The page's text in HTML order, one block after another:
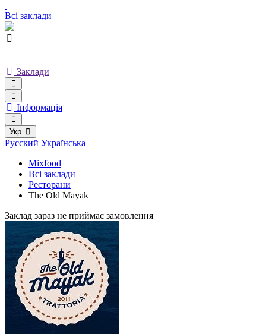
Всі заклади
Заклади
Інформація
Укр
Русский Українська
Mixfood
Всі заклади
Ресторани
The Old Mayak
Заклад зараз не приймає замовлення